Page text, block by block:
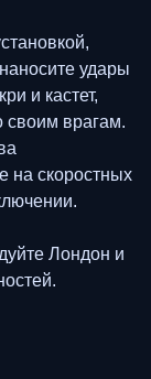
удары
и кастет,
своим врагам.
на скоростных
Лондон и